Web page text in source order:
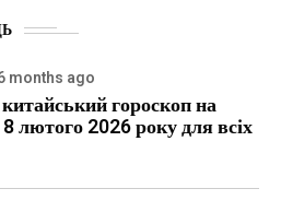
months ago
гороскоп на
лютого 2026 року для всіх